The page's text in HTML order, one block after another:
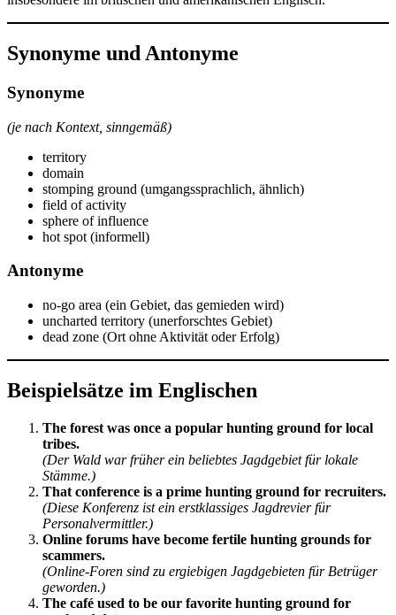
Synonyme und Antonyme
Synonyme
(je nach Kontext, sinngemäß)
territory
domain
stomping ground (umgangssprachlich, ähnlich)
field of activity
sphere of influence
hot spot (informell)
Antonyme
no-go area (ein Gebiet, das gemieden wird)
uncharted territory (unerforschtes Gebiet)
dead zone (Ort ohne Aktivität oder Erfolg)
Beispielsätze im Englischen
The forest was once a popular hunting ground for local
tribes.
(Der Wald war früher ein beliebtes Jagdgebiet für lokale
Stämme.)
That conference is a prime hunting ground for recruiters.
(Diese Konferenz ist ein erstklassiges Jagdrevier für
Personalvermittler.)
Online forums have become fertile hunting grounds for
scammers.
(Online-Foren sind zu ergiebigen Jagdgebieten für Betrüger
geworden.)
The café used to be our favorite hunting ground for